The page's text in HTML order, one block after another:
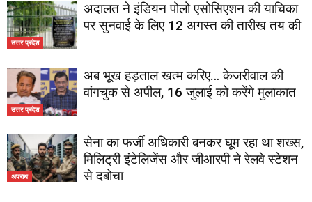
उत्तर प्रदेश
अदालत ने इंडियन पोलो एसोसिएशन की याचिका
पर सुनवाई के लिए 12 अगस्त की तारीख तय की
उत्तर प्रदेश
अब भूख हड़ताल खत्म करिए… केजरीवाल की
वांगचुक से अपील, 16 जुलाई को करेंगे मुलाकात
अपराध
सेना का फर्जी अधिकारी बनकर घूम रहा था शख्स,
मिलिट्री इंटेलिजेंस और जीआरपी ने रेलवे स्टेशन
से दबोचा